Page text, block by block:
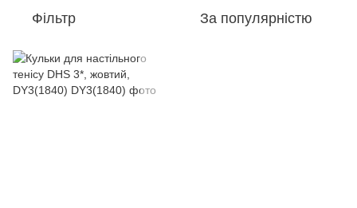
Фільтр За популярністю